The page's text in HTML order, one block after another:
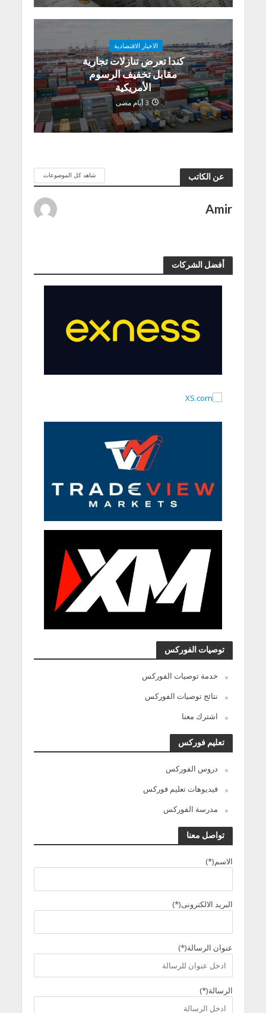
الاخبار الاقتصادية
كندا تعرض تنازلات تجارية
مقابل تخفيف الرسوم
الأمريكية
3 أيام مضى
عن الكاتب شاهد كل الموضوعات
Amir
أفضل الشركات
توصيات الفوركس
خدمة توصيات الفوركس
نتائج توصيات الفوركس
اشترك معنا
تعليم فوركس
دروس الفوركس
فيديوهات تعليم فوركس
مدرسة الفوركس
تواصل معنا
الاسم(*)
البريد الالكترونى(*)
عنوان الرسالة(*)
الرسالة(*)